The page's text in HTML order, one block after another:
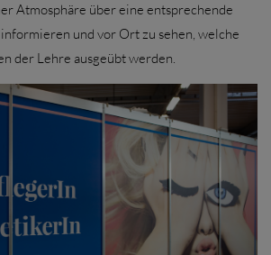
Atmosphäre über eine entsprechende
und vor Ort zu sehen, welche
der Lehre ausgeübt werden.